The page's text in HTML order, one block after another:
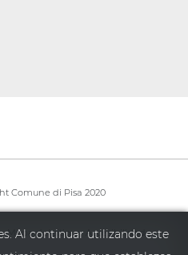
Comune di Pisa 2020
Mapa del sitio · Accesibilidad
Al continuar utilizando este